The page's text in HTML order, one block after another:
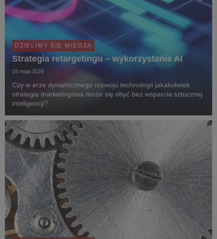
DZIELIMY SIĘ WIEDZĄ
Strategia retargetingu – wykorzystanie AI
18 maja 2026
Czy w erze dynamicznego rozwoju technologii jakakolwiek
strategia marketingowa może się obyć bez wsparcia sztucznej
inteligencji?